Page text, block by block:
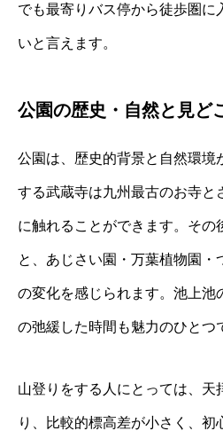
でも最寄りバス停から徒歩圏に
いと言えます。
公園の歴史・自然と見ど
公園は、歴史的背景と自然環境
する武蔵寺は九州最古のお寺と
に触れることができます。その
と、あじさい園・万葉植物園・
の変化を感じられます。池上池
の弛緩した時間も魅力のひとつ
山登りをする人にとっては、天
り、比較的標高差が小さく、初